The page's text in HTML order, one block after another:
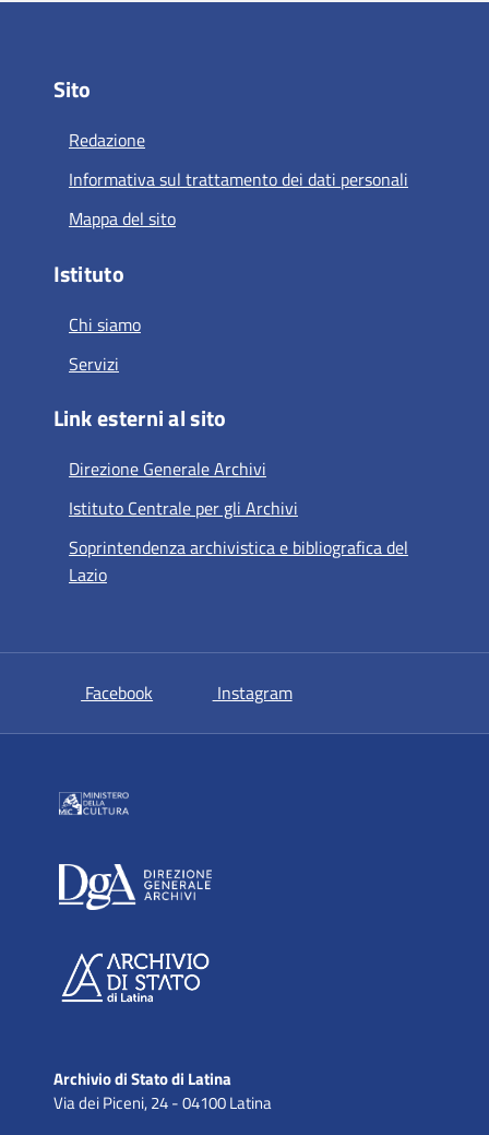
Sito
Redazione
Informativa sul trattamento dei dati personali
Mappa del sito
Istituto
Chi siamo
Servizi
Link esterni al sito
Direzione Generale Archivi
Istituto Centrale per gli Archivi
Soprintendenza archivistica e bibliografica del
Lazio
Facebook si apre in una nuova scheda
Instagramsi apre in una nuova
Archivio di Stato di Latina
Via dei Piceni, 24 - 04100 Latina